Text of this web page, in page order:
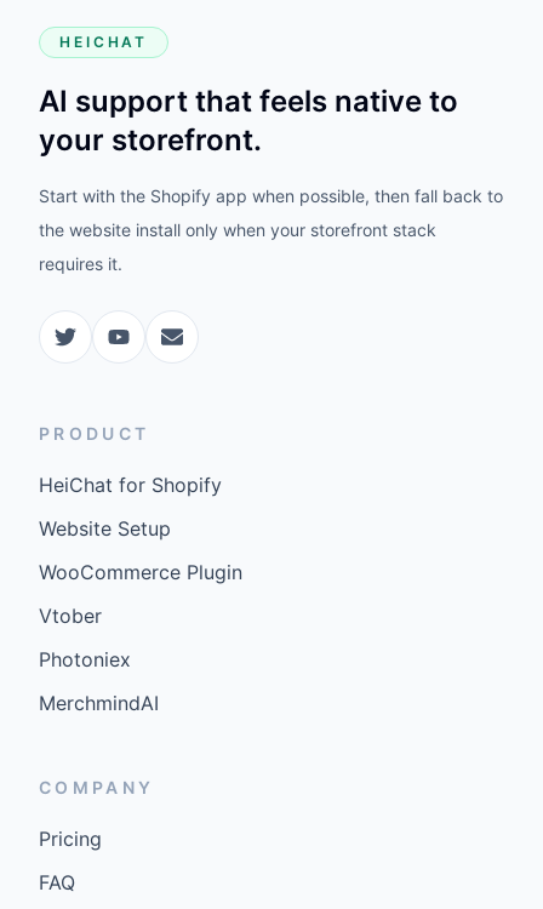
HEICHAT
AI support that feels native to
your storefront.
Start with the Shopify app when possible, then fall back to
the website install only when your storefront stack
requires it.
PRODUCT
HeiChat for Shopify
Website Setup
WooCommerce Plugin
Vtober
Photoniex
MerchmindAI
COMPANY
Pricing
FAQ